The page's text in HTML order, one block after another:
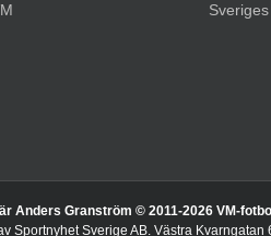
Anders Granström © 2011-2026 VM-
Sportnyhet Sverige AB. Västra